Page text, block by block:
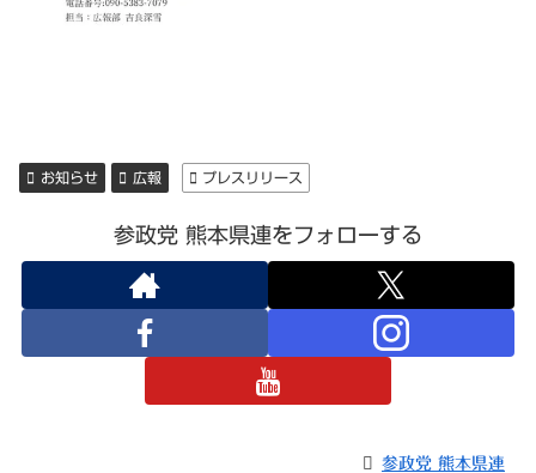
お知らせ 広報 プレスリリース
参政党 熊本県連をフォローする
参政党 熊本県連